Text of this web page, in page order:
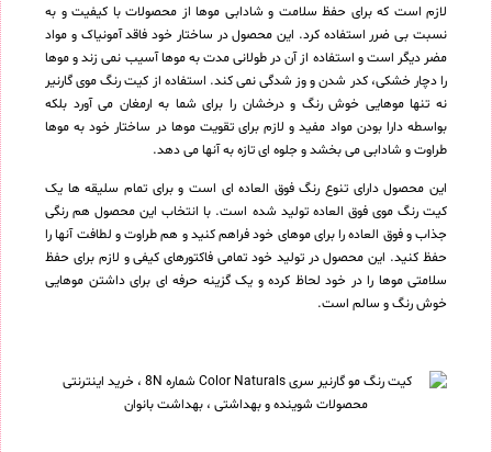
لازم است که برای حفظ سلامت و شادابی موها از محصولات با کیفیت و به
نسبت بی ضرر استفاده کرد. این محصول در ساختار خود فاقد آمونیاک و مواد
مضر دیگر است و استفاده از آن در طولانی مدت به موها آسیب نمی زند و موها
را دچار خشکی، کدر شدن و وز شدگی نمی کند. استفاده از کیت رنگ موی گارنیر
نه تنها موهایی خوش رنگ و درخشان را برای شما به ارمغان می آورد بلکه
بواسطه دارا بودن مواد مفید و لازم برای تقویت موها در ساختار خود به موها
طراوت و شادابی می بخشد و جلوه ای تازه به آنها می دهد.
این محصول دارای تنوع رنگ فوق العاده ای است و برای تمام سلیقه ها یک
کیت رنگ موی فوق العاده تولید شده است. با انتخاب این محصول هم رنگی
جذاب و فوق العاده را برای موهای خود فراهم کنید و هم طراوت و لطافت آنها را
حفظ کنید. این محصول در تولید خود تمامی فاکتورهای کیفی و لازم برای حفظ
سلامتی موها را در خود لحاظ کرده و یک گزینه حرفه ای برای داشتن موهایی
خوش رنگ و سالم است.